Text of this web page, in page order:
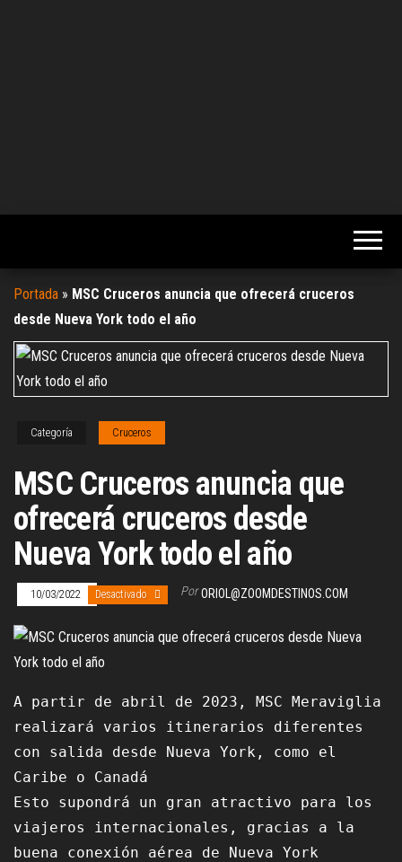
Portada » MSC Cruceros anuncia que ofrecerá cruceros
desde Nueva York todo el año
Categoría Cruceros
MSC Cruceros anuncia que
ofrecerá cruceros desde
Nueva York todo el año
10/03/2022 Desactivado Por ORIOL@ZOOMDESTINOS.COM
A partir de abril de 2023, MSC Meraviglia
realizará varios itinerarios diferentes
con salida desde Nueva York, como el
Caribe o Canadá
Esto supondrá un gran atractivo para los
viajeros internacionales, gracias a la
buena conexión aérea de Nueva York